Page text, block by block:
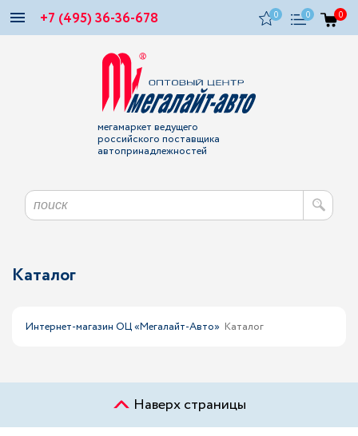
+7 (495) 36-36-678 0 0 0
мегамаркет ведущего
российского поставщика
автопринадлежностей
Каталог
Интернет-магазин ОЦ «Мегалайт-Авто» Каталог
Наверх страницы